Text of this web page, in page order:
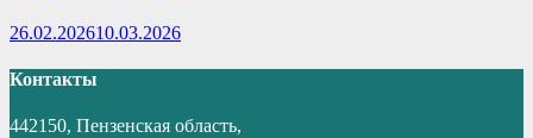
26.02.202610.03.2026
Контакты
442150, Пензенская область,